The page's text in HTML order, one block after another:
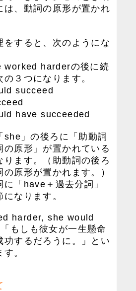
は、動詞の原形が置かれ
すると、次のようにな
harderの後に続
の３つになります。
succeed
have succeeded
」の後ろに「助動詞
の原形」が置かれている
ります。（助動詞の後ろ
原形が置かれます。）
「have＋過去分詞」
なります。
harder, she would
もしも彼女が一生懸命
功するだろうに。」とい
。